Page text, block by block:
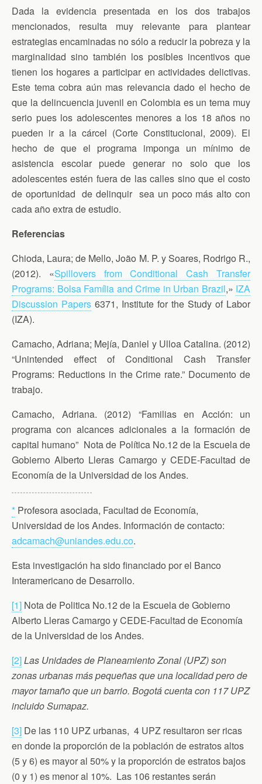
Dada la evidencia presentada en los dos trabajos
mencionados, resulta muy relevante para plantear
estrategias encaminadas no sólo a reducir la pobreza y la
marginalidad sino también los posibles incentivos que
tienen los hogares a participar en actividades delictivas.
Este tema cobra aún mas relevancia dado el hecho de
que la delincuencia juvenil en Colombia es un tema muy
serio pues los adolescentes menores a los 18 años no
pueden ir a la cárcel (Corte Constitucional, 2009). El
hecho de que el programa imponga un mínimo de
asistencia escolar puede generar no solo que los
adolescentes estén fuera de las calles sino que el costo
de oportunidad de delinquir sea un poco más alto con
cada año extra de estudio.
Referencias
Chioda, Laura; de Mello, João M. P. y Soares, Rodrigo R.,
(2012). «Spillovers from Conditional Cash Transfer
Programs: Bolsa Família and Crime in Urban Brazil,» IZA
Discussion Papers 6371, Institute for the Study of Labor
(IZA).
Camacho, Adriana; Mejía, Daniel y Ulloa Catalina. (2012)
“Unintended effect of Conditional Cash Transfer
Programs: Reductions in the Crime rate.” Documento de
trabajo.
Camacho, Adriana. (2012) “Familias en Acción: un
programa con alcances adicionales a la formación de
capital humano” Nota de Política No.12 de la Escuela de
Gobierno Alberto Lleras Camargo y CEDE-Facultad de
Economía de la Universidad de los Andes.
* Profesora asociada, Facultad de Economía,
Universidad de los Andes. Información de contacto:
adcamach@uniandes.edu.co.
Esta investigación ha sido financiado por el Banco
Interamericano de Desarrollo.
[1] Nota de Politica No.12 de la Escuela de Gobierno
Alberto Lleras Camargo y CEDE-Facultad de Economía
de la Universidad de los Andes.
[2]Las Unidades de Planeamiento Zonal (UPZ) son
zonas urbanas más pequeñas que una localidad pero de
mayor tamaño que un barrio. Bogotá cuenta con 117 UPZ
incluido Sumapaz.
[3] De las 110 UPZ urbanas, 4 UPZ resultaron ser ricas
en donde la proporción de la población de estratos altos
(5 y 6) es mayor al 50% y la proporción de estratos bajos
(0 y 1) es menor al 10%. Las 106 restantes serán